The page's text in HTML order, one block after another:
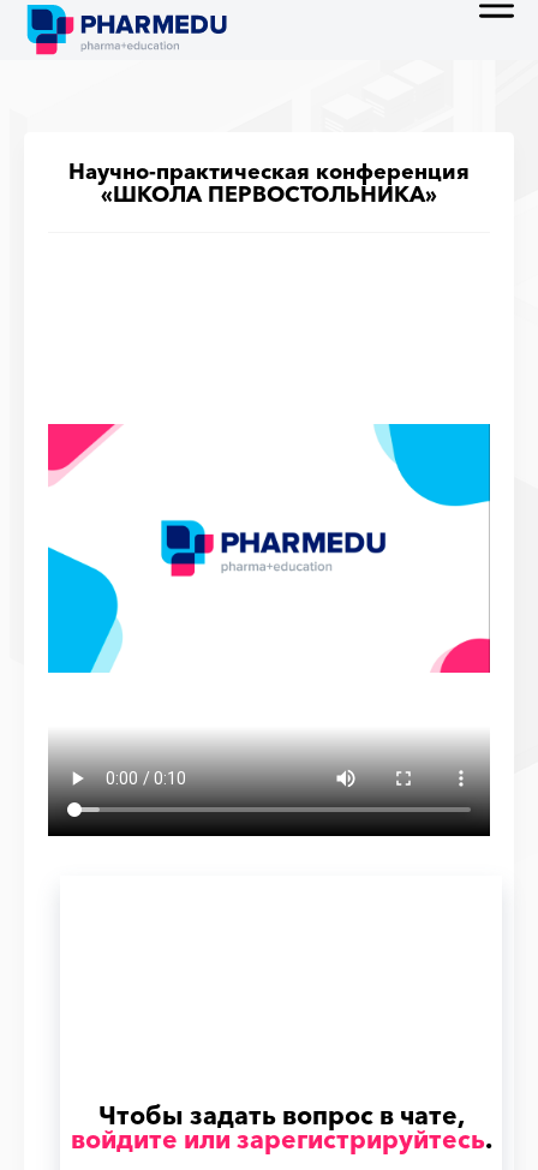
Научно-практическая конференция
«ШКОЛА ПЕРВОСТОЛЬНИКА»
Чтобы задать вопрос в чате,
войдите или зарегистрируйтесь.